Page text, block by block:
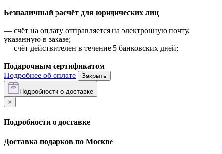
Безналичный расчёт для юридических лиц
— счёт на оплату отправляется на электронную почту,
указанную в заказе;
— счёт действителен в течение 5 банковских дней;
Подарочным сертификатом
Подробнее об оплате
Закрыть
Подробности о доставке
×
Подробности о доставке
Доставка подарков по Москве